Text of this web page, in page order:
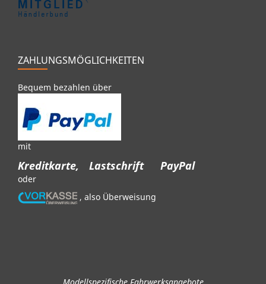
ZAHLUNGSMÖGLICHKEITEN
Bequem bezahlen über
mit
Kreditkarte, Lastschrift PayPal
oder
, also Überweisung